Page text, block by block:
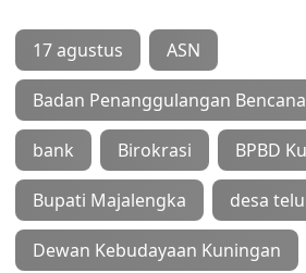
17 agustus ASN
Badan Penanggulangan
bank Birokrasi BPBD
Bupati Majalengka desa
Dewan Kebudayaan Kuningan